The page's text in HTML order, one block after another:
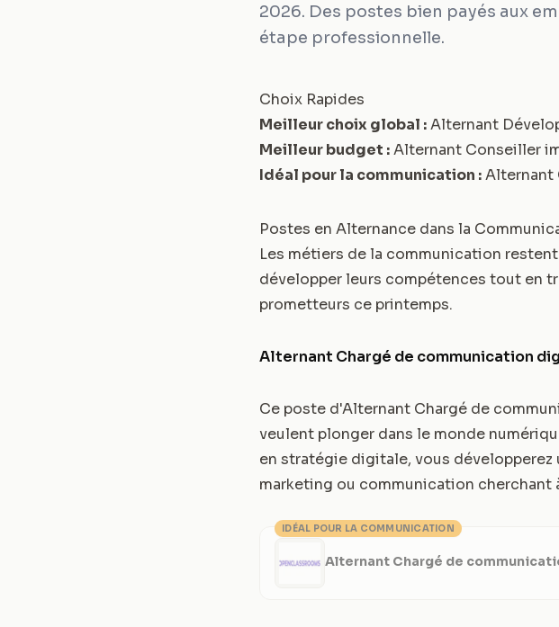
2026. Des postes bien payés aux
étape professionnelle.
Choix Rapides
Meilleur choix global :Alternant
Meilleur budget :Alternant Conseiller
Idéal pour la communication :Alternant
Postes en Alternance dans la
Les métiers de la communication
développer leurs compétences tout en
prometteurs ce printemps.
Alternant Chargé de communication
Ce poste d'Alternant Chargé de
veulent plonger dans le monde
en stratégie digitale, vous
marketing ou communication
IDÉAL POUR LA COMMUNICATION
Alternant Chargé de